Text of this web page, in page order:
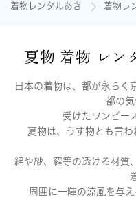
着物レンタルあき 着物レ
夏物 着物 レン
日本の着物は、都が永らく
都の
受けたワンピー
夏物は、うす物とも言
絽や紗、羅等の透ける材質
周囲に一陣の涼風を与